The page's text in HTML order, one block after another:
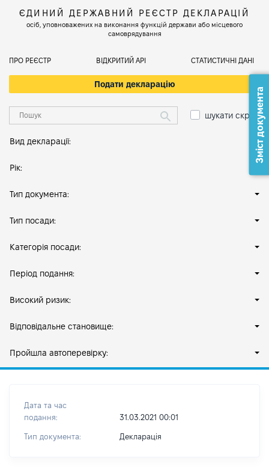
ЄДИНИЙ ДЕРЖАВНИЙ РЕЄСТР ДЕКЛАРАЦІЙ
осіб, уповноважених на виконання функцій держави або місцевого
самоврядування
ПРО РЕЄСТР ВІДКРИТИЙ АРІ СТАТИСТИЧНІ ДАНІ
Подати декларацію
шукати скрізь
Вид декларації:
Рік:
Тип документа:
Тип посади:
Категорія посади:
Період подання:
Високий ризик:
Відповідальне становище:
Пройшла автоперевірку:
Дата та час
подання:
31.03.2021 00:01
Тип документа: Декларація
Зміст документа